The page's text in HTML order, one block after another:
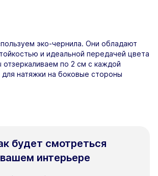
эко-чернила. Они обладают
и идеальной передачей цвета
по 2 см с каждой
натяжки на боковые стороны
будет смотреться
интерьере